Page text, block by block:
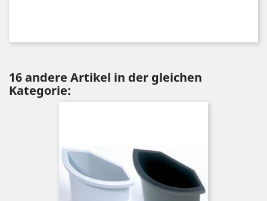
16 andere Artikel in der gleichen
Kategorie: